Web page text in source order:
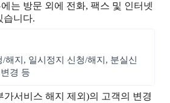
는 방문 외에 전화, 팩스 및 인터넷
습니다.
해지, 일시정지 신청/해지, 분실신
경 등
서비스 해지 제외)의 고객의 변경